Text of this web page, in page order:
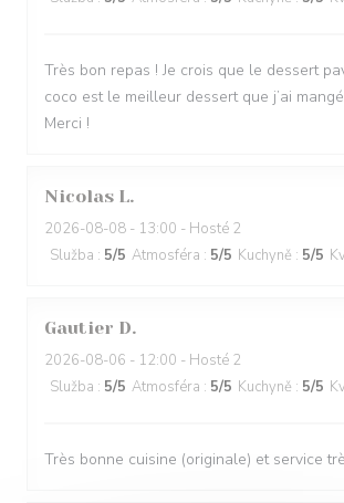
Très bon repas ! Je crois que le dessert
coco est le meilleur dessert que j’ai
Merci !
Nicolas L
2026-08-08 - 13:00 - Hosté 2
Služba : 5/5 Atmosféra : 5/5 Kuchyně : 5/5
Gautier D
2026-08-06 - 12:00 - Hosté 2
Služba : 5/5 Atmosféra : 5/5 Kuchyně : 5/5
Très bonne cuisine (originale) et service